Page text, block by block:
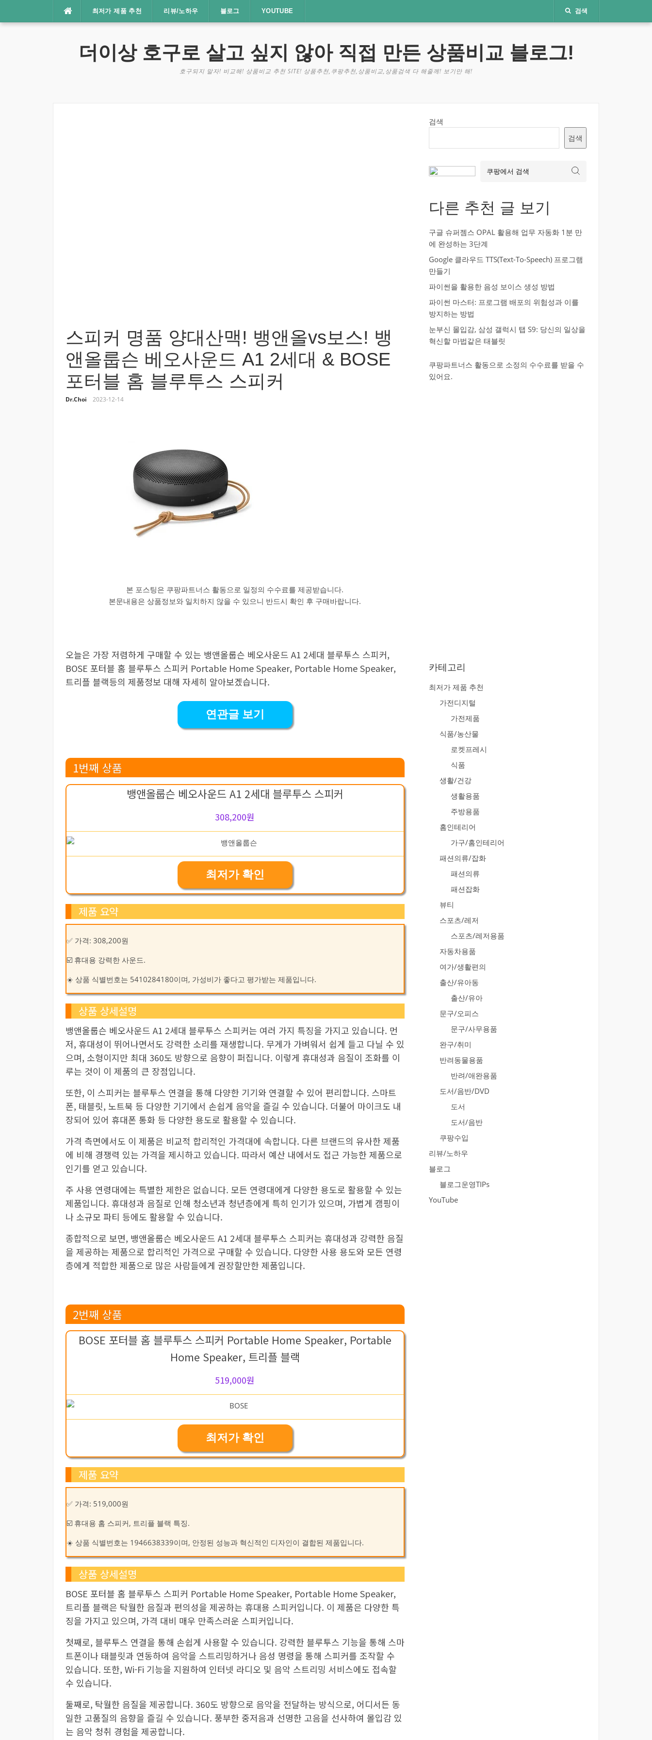
최저가 제품 추천 리뷰/노하우 블로그 YOUTUBE 검색
더이상 호구로 살고 싶지 않아 직접 만든 상품비교 블로그!
호구되지 말자! 비교해! 상품비교 추천 SITE! 상품추천,쿠팡추천,상품비교,상품검색 다 해줄께! 보기만 해!
스피커 명품 양대산맥! 뱅앤올vs보스! 뱅
앤올룹슨 베오사운드 A1 2세대 & BOSE
포터블 홈 블루투스 스피커
Dr.Choi 2023-12-14
본 포스팅은 쿠팡파트너스 활동으로 일정의 수수료를 제공받습니다.
본문내용은 상품정보와 일치하지 않을 수 있으니 반드시 확인 후 구매바랍니다.
오늘은 가장 저렴하게 구매할 수 있는 뱅앤올룹슨 베오사운드 A1 2세대 블루투스 스피커,
BOSE 포터블 홈 블루투스 스피커 Portable Home Speaker, Portable Home Speaker,
트리플 블랙등의 제품정보 대해 자세히 알아보겠습니다.
연관글 보기
1번째 상품
뱅앤올룹슨 베오사운드 A1 2세대 블루투스 스피커
308,200원
최저가 확인
제품 요약
✅ 가격: 308,200원
☑️ 휴대용 강력한 사운드.
☀️ 상품 식별번호는 5410284180이며, 가성비가 좋다고 평가받는 제품입니다.
상품 상세설명
뱅앤올룹슨 베오사운드 A1 2세대 블루투스 스피커는 여러 가지 특징을 가지고 있습니다. 먼
저, 휴대성이 뛰어나면서도 강력한 소리를 재생합니다. 무게가 가벼워서 쉽게 들고 다닐 수 있
으며, 소형이지만 최대 360도 방향으로 음향이 퍼집니다. 이렇게 휴대성과 음질이 조화를 이
루는 것이 이 제품의 큰 장점입니다.
또한, 이 스피커는 블루투스 연결을 통해 다양한 기기와 연결할 수 있어 편리합니다. 스마트
폰, 태블릿, 노트북 등 다양한 기기에서 손쉽게 음악을 즐길 수 있습니다. 더불어 마이크도 내
장되어 있어 휴대폰 통화 등 다양한 용도로 활용할 수 있습니다.
가격 측면에서도 이 제품은 비교적 합리적인 가격대에 속합니다. 다른 브랜드의 유사한 제품
에 비해 경쟁력 있는 가격을 제시하고 있습니다. 따라서 예산 내에서도 접근 가능한 제품으로
인기를 얻고 있습니다.
주 사용 연령대에는 특별한 제한은 없습니다. 모든 연령대에게 다양한 용도로 활용할 수 있는
제품입니다. 휴대성과 음질로 인해 청소년과 청년층에게 특히 인기가 있으며, 가볍게 캠핑이
나 소규모 파티 등에도 활용할 수 있습니다.
종합적으로 보면, 뱅앤올룹슨 베오사운드 A1 2세대 블루투스 스피커는 휴대성과 강력한 음질
을 제공하는 제품으로 합리적인 가격으로 구매할 수 있습니다. 다양한 사용 용도와 모든 연령
층에게 적합한 제품으로 많은 사람들에게 권장할만한 제품입니다.
2번째 상품
BOSE 포터블 홈 블루투스 스피커 Portable Home Speaker, Portable
Home Speaker, 트리플 블랙
519,000원
최저가 확인
제품 요약
✅ 가격: 519,000원
☑️ 휴대용 홈 스피커, 트리플 블랙 특징.
☀️ 상품 식별번호는 1946638339이며, 안정된 성능과 혁신적인 디자인이 결합된 제품입니다.
상품 상세설명
BOSE 포터블 홈 블루투스 스피커 Portable Home Speaker, Portable Home Speaker,
트리플 블랙은 탁월한 음질과 편의성을 제공하는 휴대용 스피커입니다. 이 제품은 다양한 특
징을 가지고 있으며, 가격 대비 매우 만족스러운 스피커입니다.
첫째로, 블루투스 연결을 통해 손쉽게 사용할 수 있습니다. 강력한 블루투스 기능을 통해 스마
트폰이나 태블릿과 연동하여 음악을 스트리밍하거나 음성 명령을 통해 스피커를 조작할 수
있습니다. 또한, Wi-Fi 기능을 지원하여 인터넷 라디오 및 음악 스트리밍 서비스에도 접속할
수 있습니다.
둘째로, 탁월한 음질을 제공합니다. 360도 방향으로 음악을 전달하는 방식으로, 어디서든 동
일한 고품질의 음향을 즐길 수 있습니다. 풍부한 중저음과 선명한 고음을 선사하여 몰입감 있
는 음악 청취 경험을 제공합니다.
검색
검색
다른 추천 글 보기
구글 슈퍼젬스 OPAL 활용해 업무 자동화 1분 만
에 완성하는 3단계
Google 클라우드 TTS(Text-To-Speech) 프로그램
만들기
파이썬을 활용한 음성 보이스 생성 방법
파이썬 마스터: 프로그램 배포의 위험성과 이를
방지하는 방법
눈부신 몰입감, 삼성 갤럭시 탭 S9: 당신의 일상을
혁신할 마법같은 태블릿
쿠팡파트너스 활동으로 소정의 수수료를 받을 수
있어요.
카테고리
최저가 제품 추천
가전디지털
가전제품
식품/농산물
로켓프레시
식품
생활/건강
생활용품
주방용품
홈인테리어
가구/홈인테리어
패션의류/잡화
패션의류
패션잡화
뷰티
스포츠/레저
스포츠/레저용품
자동차용품
여가/생활편의
출산/유아동
출산/유아
문구/오피스
문구/사무용품
완구/취미
반려동물용품
반려/애완용품
도서/음반/DVD
도서
도서/음반
쿠팡수입
리뷰/노하우
블로그
블로그운영TIPs
YouTube